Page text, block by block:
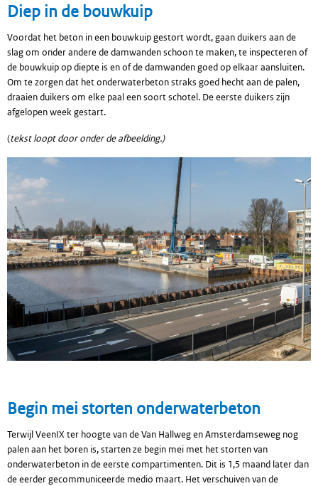
Diep in de bouwkuip
Voordat het beton in een bouwkuip gestort wordt, gaan duikers aan de
slag om onder andere de damwanden schoon te maken, te inspecteren of
de bouwkuip op diepte is en of de damwanden goed op elkaar aansluiten.
Om te zorgen dat het onderwaterbeton straks goed hecht aan de palen,
draaien duikers om elke paal een soort schotel. De eerste duikers zijn
afgelopen week gestart.
(tekst loopt door onder de afbeelding.)
Begin mei storten onderwaterbeton
Terwijl VeenIX ter hoogte van de Van Hallweg en Amsterdamseweg nog
palen aan het boren is, starten ze begin mei met het storten van
onderwaterbeton in de eerste compartimenten. Dit is 1,5 maand later dan
de eerder gecommuniceerde medio maart. Het verschuiven van de